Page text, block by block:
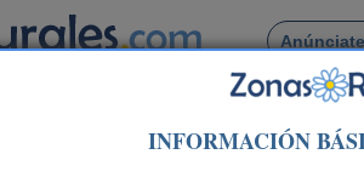
Busca por pueblo
> Casa Rural Masia Can Ros
INFORMACIÓN